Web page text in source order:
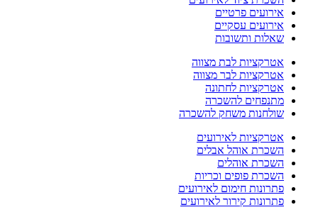
אירועים פרטיים
אירועים עסקיים
שאלות ותשובות
אטרקציות לבת מצווה
אטרקציות לבר מצווה
אטרקציות לחתונה
מתנפחים להשכרה
שולחנות משחק להשכרה
אטרקציות לאירועים
השכרת אוהל אבלים
השכרת אוהלים
השכרת פופים וכריות
פתרונות חימום לאירועים
פתרונות קירור לאירועים